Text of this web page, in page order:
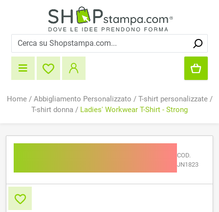
Home/ Abbigliamento Personalizzato / T-shirt personalizzate/
T-shirt donna / Ladies' Workwear T-Shirt - Strong
COD.
JN1823